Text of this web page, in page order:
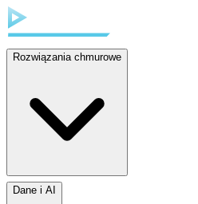
Rozwiązania chmurowe
Dane i AI